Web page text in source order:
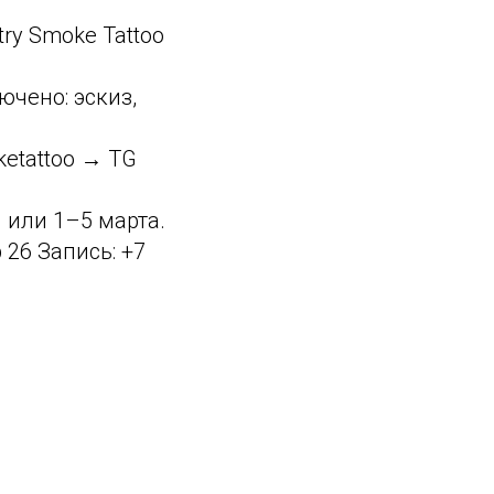
Smoke Tattoo
эскиз,
→ TG
1–5 марта.
Запись: +7